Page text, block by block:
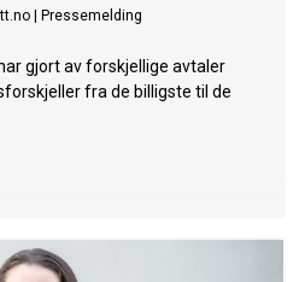
Pressemelding
gjort av forskjellige avtaler
fra de billigste til de